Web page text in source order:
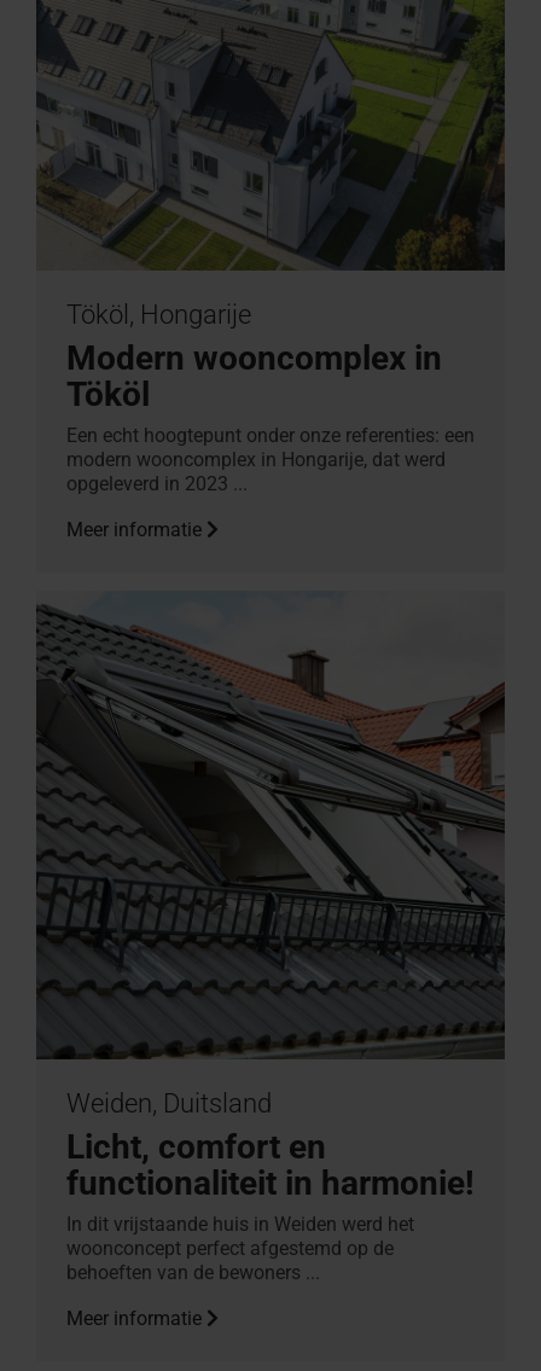
Tököl, Hongarije
Modern wooncomplex in
Tököl
Een echt hoogtepunt onder onze referenties: een
modern wooncomplex in Hongarije, dat werd
opgeleverd in 2023 ...
Meer informatie
Weiden, Duitsland
Licht, comfort en
functionaliteit in harmonie!
In dit vrijstaande huis in Weiden werd het
woonconcept perfect afgestemd op de
behoeften van de bewoners ...
Meer informatie